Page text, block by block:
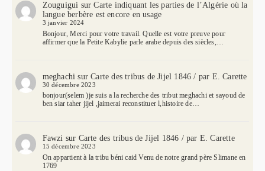
Zouguigui surCarte indiquant les parties de l’Algérie où la
langue berbère est encore en usage
3 janvier 2024
Bonjour, Merci pour votre travail. Quelle est votre preuve pour
affirmer que la Petite Kabylie parle arabe depuis des siècles,…
meghachi surCarte des tribus de Jijel 1846 / par E. Carette
30 décembre 2023
bonjour(selem )je suis a la recherche des tribut meghachi et sayoud de
ben siar taher jijel ,jaimerai reconstituer l,histoire de…
Fawzi sur Carte des tribus de Jijel 1846 / par E. Carette
15 décembre 2023
On appartient à la tribu béni caid Venu de notre grand père Slimane en
1769